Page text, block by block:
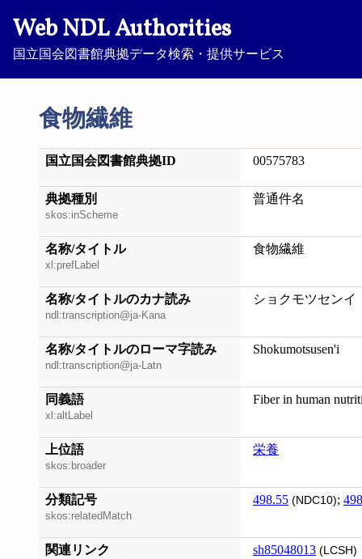
Web NDL Authorities
国立国会図書館典拠データ検索・提供サービス
食物繊維
国立国会図書館典拠ID 00575783
典拠種別
skos:inScheme
普通件名
名称/タイトル
xl:prefLabel
食物繊維
名称/タイトルのカナ読み
ndl:transcription@ja-Kana
ショクモツセンイ
名称/タイトルのローマ字読み
ndl:transcription@ja-Latn
Shokumotsusen'i
同義語
xl:altLabel
Fiber in human
上位語
skos:broader
栄養
分類記号
skos:relatedMatch
498.55 (NDC10);
関連リンク sh85048013 (LCSH)